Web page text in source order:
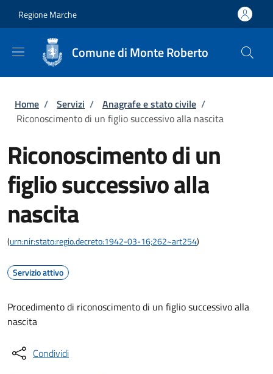
Regione Marche
Comune di Monte Roberto
Briciole di pane
Home / Servizi / Anagrafe e stato civile /
Riconoscimento di un figlio successivo alla nascita
Riconoscimento di un
figlio successivo alla
nascita
(urn:nir:stato:regio.decreto:1942-03-16;262~art254)
Servizio attivo
Procedimento di riconoscimento di un figlio successivo alla
nascita
Condividi